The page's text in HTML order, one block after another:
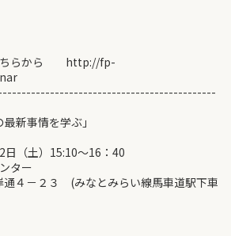
ちらから http://fp-
新事情を学ぶ」
（土）15:10～16：40
ター
－２３ (みなとみらい線馬車道駅下車